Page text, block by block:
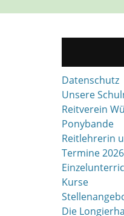
Datenschutz
Unsere
Reitverein
Ponybande
Reitlehrerin
Termine 2026
Kurse
Die